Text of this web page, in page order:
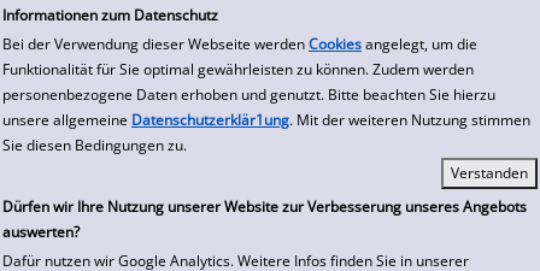
Informationen zum Datenschutz
Bei der Verwendung dieser Webseite werden Cookies angelegt, um die
Funktionalität für Sie optimal gewährleisten zu können. Zudem werden
personenbezogene Daten erhoben und genutzt. Bitte beachten Sie hierzu
unsere allgemeine Datenschutzerklär1ung. Mit der weiteren Nutzung stimmen
Sie diesen Bedingungen zu.
Dürfen wir Ihre Nutzung unserer Website zur Verbesserung unseres Angebots
auswerten?
Dafür nutzen wir Google Analytics. Weitere Infos finden Sie in unserer
zur Navigation springen
zum Inhalt springen